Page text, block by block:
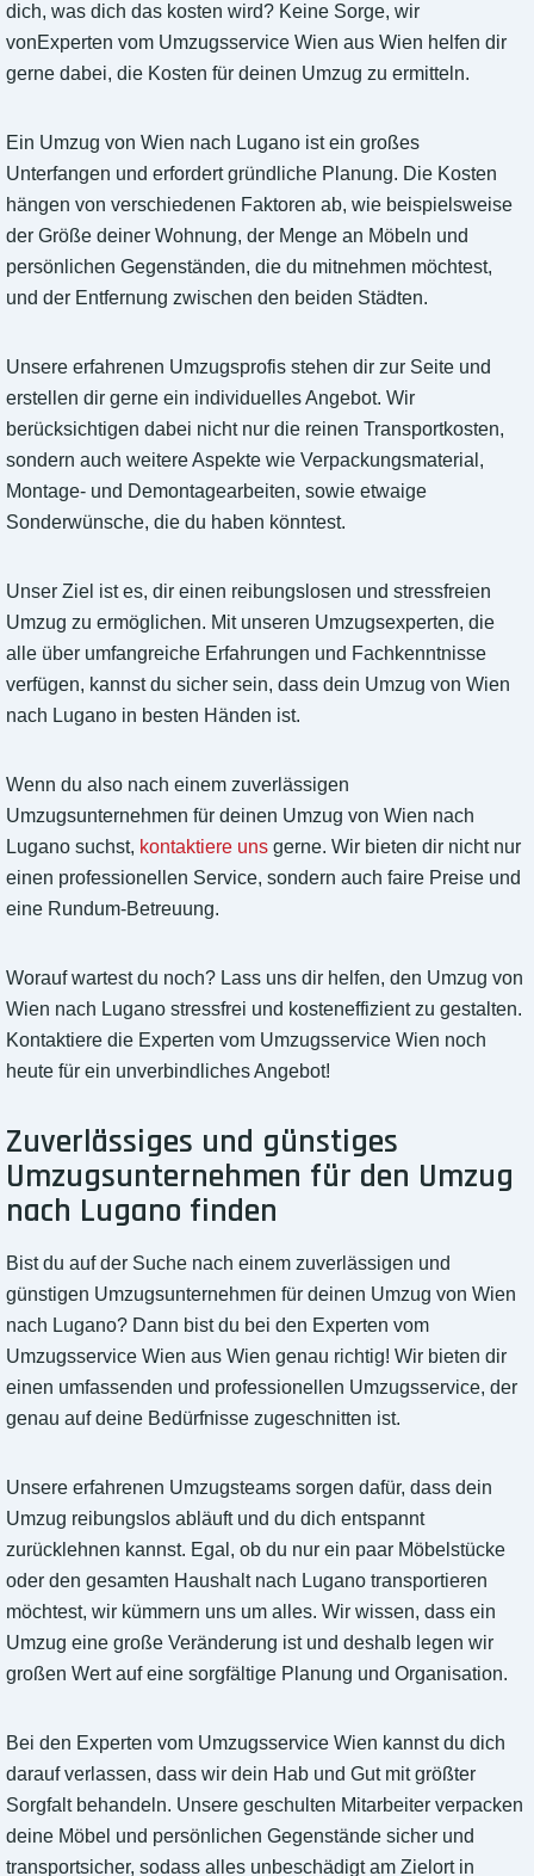
dich, was dich das kosten wird? Keine Sorge, wir
vonExperten vom Umzugsservice Wien aus Wien helfen dir
gerne dabei, die Kosten für deinen Umzug zu ermitteln.
Ein Umzug von Wien nach Lugano ist ein großes
Unterfangen und erfordert gründliche Planung. Die Kosten
hängen von verschiedenen Faktoren ab, wie beispielsweise
der Größe deiner Wohnung, der Menge an Möbeln und
persönlichen Gegenständen, die du mitnehmen möchtest,
und der Entfernung zwischen den beiden Städten.
Unsere erfahrenen Umzugsprofis stehen dir zur Seite und
erstellen dir gerne ein individuelles Angebot. Wir
berücksichtigen dabei nicht nur die reinen Transportkosten,
sondern auch weitere Aspekte wie Verpackungsmaterial,
Montage- und Demontagearbeiten, sowie etwaige
Sonderwünsche, die du haben könntest.
Unser Ziel ist es, dir einen reibungslosen und stressfreien
Umzug zu ermöglichen. Mit unseren Umzugsexperten, die
alle über umfangreiche Erfahrungen und Fachkenntnisse
verfügen, kannst du sicher sein, dass dein Umzug von Wien
nach Lugano in besten Händen ist.
Wenn du also nach einem zuverlässigen
Umzugsunternehmen für deinen Umzug von Wien nach
Lugano suchst, kontaktiere uns gerne. Wir bieten dir nicht nur
einen professionellen Service, sondern auch faire Preise und
eine Rundum-Betreuung.
Worauf wartest du noch? Lass uns dir helfen, den Umzug von
Wien nach Lugano stressfrei und kosteneffizient zu gestalten.
Kontaktiere die Experten vom Umzugsservice Wien noch
heute für ein unverbindliches Angebot!
Zuverlässiges und günstiges
Umzugsunternehmen für den Umzug
nach Lugano finden
Bist du auf der Suche nach einem zuverlässigen und
günstigen Umzugsunternehmen für deinen Umzug von Wien
nach Lugano? Dann bist du bei den Experten vom
Umzugsservice Wien aus Wien genau richtig! Wir bieten dir
einen umfassenden und professionellen Umzugsservice, der
genau auf deine Bedürfnisse zugeschnitten ist.
Unsere erfahrenen Umzugsteams sorgen dafür, dass dein
Umzug reibungslos abläuft und du dich entspannt
zurücklehnen kannst. Egal, ob du nur ein paar Möbelstücke
oder den gesamten Haushalt nach Lugano transportieren
möchtest, wir kümmern uns um alles. Wir wissen, dass ein
Umzug eine große Veränderung ist und deshalb legen wir
großen Wert auf eine sorgfältige Planung und Organisation.
Bei den Experten vom Umzugsservice Wien kannst du dich
darauf verlassen, dass wir dein Hab und Gut mit größter
Sorgfalt behandeln. Unsere geschulten Mitarbeiter verpacken
deine Möbel und persönlichen Gegenstände sicher und
transportsicher, sodass alles unbeschädigt am Zielort in